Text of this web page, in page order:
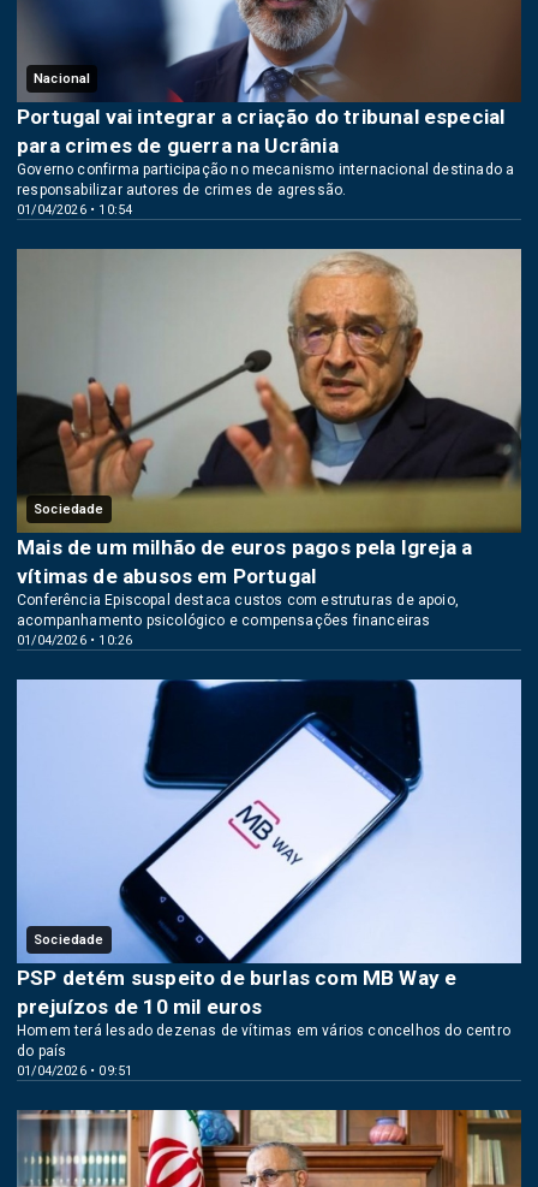
Nacional
01/04/2026 • 10:54
Portugal vai integrar a criação do tribunal especial
para crimes de guerra na Ucrânia
Governo confirma participação no mecanismo internacional destinado a
responsabilizar autores de crimes de agressão.
Sociedade
01/04/2026 • 10:26
Mais de um milhão de euros pagos pela Igreja a
vítimas de abusos em Portugal
Conferência Episcopal destaca custos com estruturas de apoio,
acompanhamento psicológico e compensações financeiras
Sociedade
01/04/2026 • 09:51
PSP detém suspeito de burlas com MB Way e
prejuízos de 10 mil euros
Homem terá lesado dezenas de vítimas em vários concelhos do centro
do país